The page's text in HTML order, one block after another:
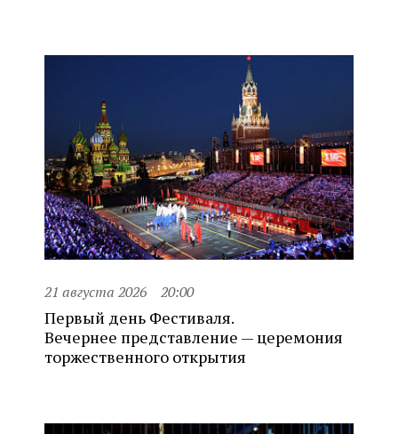
21 августа 2026 20:00
Первый день Фестиваля.
Вечернее представление — церемония
торжественного открытия